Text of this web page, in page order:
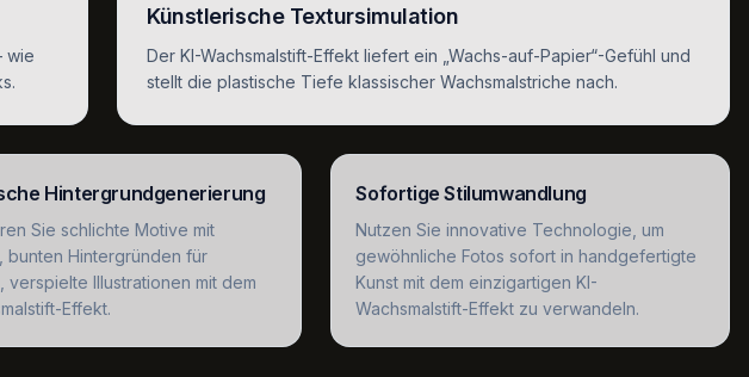
wie
Künstlerische Textursimulation
Der KI-Wachsmalstift-Effekt liefert ein „Wachs-auf-Papier“-Gefühl und
stellt die plastische Tiefe klassischer Wachsmalstriche nach.
Hintergrundgenerierung
Sie schlichte Motive mit
bunten Hintergründen für
verspielte Illustrationen mit dem
Effekt.
Sofortige Stilumwandlung
Nutzen Sie innovative Technologie, um
gewöhnliche Fotos sofort in handgefertigte
Kunst mit dem einzigartigen KI-
Wachsmalstift-Effekt zu verwandeln.